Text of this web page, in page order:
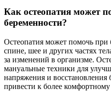
Как остеопатия может
беременности?
Остеопатия может помочь при
спине, шее и других частях
за изменений в организме.
мануальные техники для
напряжения и восстановления
привести к более